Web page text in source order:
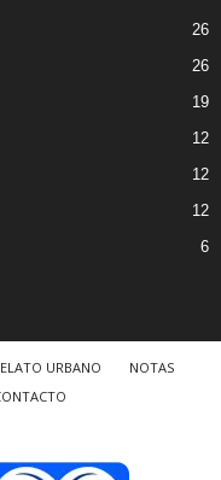
26
26
19
12
12
12
6
URBANO
NOTAS